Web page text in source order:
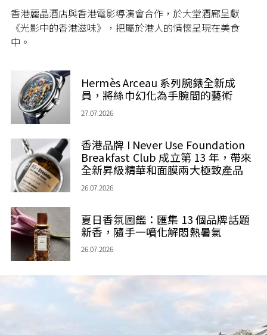
香港麗晶酒店與香港電影導演會合作，於大堂酒廊呈獻
《光影中的香港滋味》，把屬於港人的情懷呈現在美食
中。
Hermès Arceau 系列腕錶全新成
員，將絲巾幻化為手腕間的藝術
27.07.2026
香港品牌 I Never Use Foundation
Breakfast Club 成立第 13 年，帶來
全新昇級精華和面膜兩大極致產品
26.07.2026
夏日香氛圖鑑：匯集 13 個品牌話題
新香，隨手一噴化解悶熱暑氣
26.07.2026